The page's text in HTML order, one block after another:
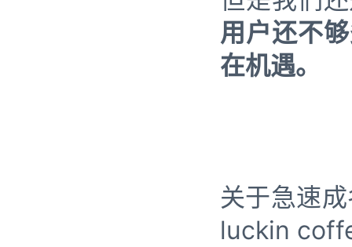
用户还不
在机遇。
关于急速
luckin